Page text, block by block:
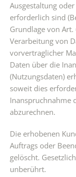
Ausgestaltung
erforderlich sind
Grundlage von Art.
Verarbeitung von
vorvertraglicher
Daten über die
(Nutzungsdaten)
soweit dies
Inanspruchnahme
abzurechnen.
Die erhobenen
Auftrags oder
gelöscht.
unberührt.